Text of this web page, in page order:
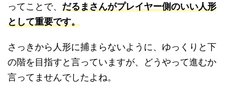
ってことで、 だるまさんがプレイヤー側のいい人形
として重要です。
さっきから人形に捕まらないように、ゆっくりと下
の階を目指すと言っていますが、どうやって進むか
言ってませんでしたよね。